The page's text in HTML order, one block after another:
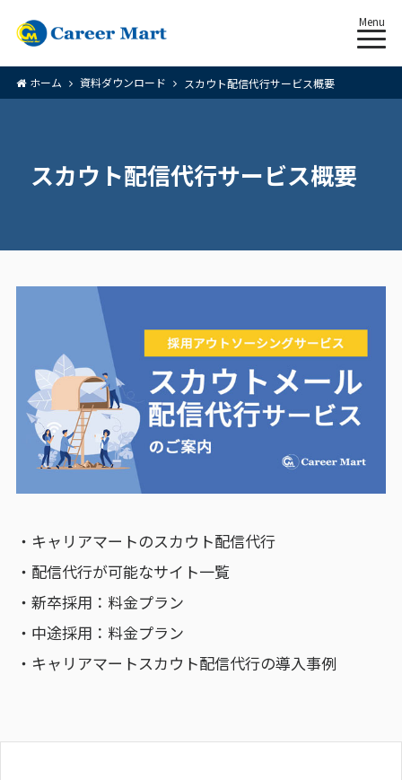
Menu
ホーム 資料ダウンロード スカウト配信代行サービス概要
スカウト配信代行サービス概要
・キャリアマートのスカウト配信代行
・配信代行が可能なサイト一覧
・新卒採用：料金プラン
・中途採用：料金プラン
・キャリアマートスカウト配信代行の導入事例